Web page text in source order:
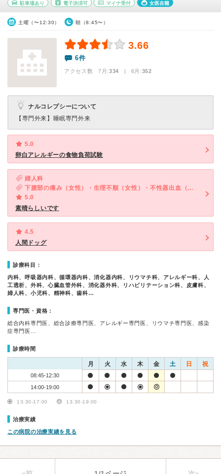
駐車場あり 電子決済可 マイナ受付 女医在籍
土曜（〜12:30） 朝（8:45〜）
3.66
6件
アクセス数 7月:334 | 6月:352
ナルコレプシーについて
【専門外来】 睡眠専門外来
5.0
卵白アレルギーの食物負荷試験
婦人科
下腹部の痛み（女性）・生理不順（女性）・不性器出血（女性）・おりものの異常（女性）
5.0
素晴らしいです
4.5
人間ドッグ
診療科目：
内科、呼吸器内科、循環器内科、消化器内科、リウマチ科、アレルギー科、人
工透析、外科、心臓血管外科、消化器外科、リハビリテーション科、皮膚科、
婦人科、小児科、精神科、歯科…
専門医・資格：
総合内科専門医、総合診療専門医、アレルギー専門医、リウマチ専門医、感染
症専門医…
診療時間
月 火 水 木 金 土 日 祝
08:45-12:30
14:00-19:00
13:30-17:00 13:30-19:00
治療実績
この病院の治療実績を見る